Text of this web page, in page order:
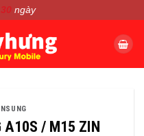
30 ngày
A10S / M15 ZIN